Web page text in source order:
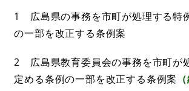
1 広島県の事務を市町が処理する特
の一部を改正する条例案
2 広島県教育委員会の事務を市町が
定める条例の一部を改正する条例案